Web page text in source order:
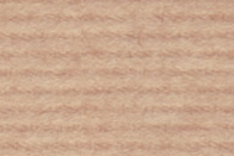
από το